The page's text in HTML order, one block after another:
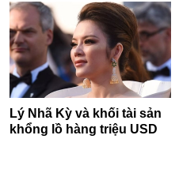
Lý Nhã Kỳ và khối tài sản
khổng lồ hàng triệu USD